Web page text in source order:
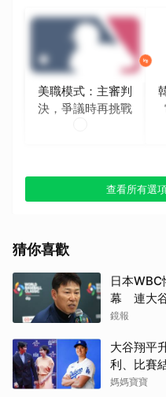
美職模式：主審判
決，爭議時再挑戰
查看所有選
猜你喜歡
日本WBC
幕 連大
鏡報
大谷翔平
利、比賽
開
媽媽寶寶